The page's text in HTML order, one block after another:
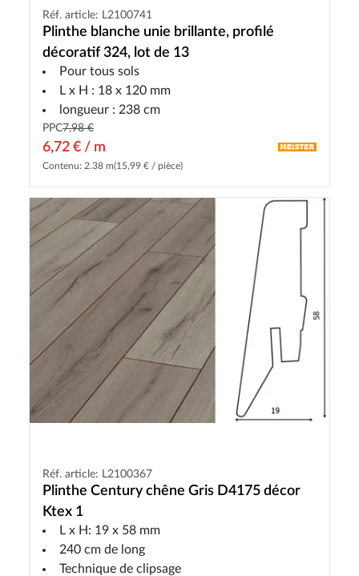
Réf. article: L2100741
Plinthe blanche unie brillante, profilé
décoratif 324, lot de 13
Pour tous sols
L x H : 18 x 120 mm
longueur : 238 cm
PPC7,98 €
6,72 € / m
Contenu: 2.38 m(15,99 € / pièce)
Réf. article: L2100367
Plinthe Century chêne Gris D4175 décor
Ktex 1
L x H: 19 x 58 mm
240 cm de long
Technique de clipsage